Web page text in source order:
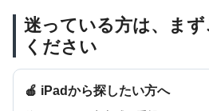
迷っている方は、ま
ください
🍎 iPadから探したい方へ